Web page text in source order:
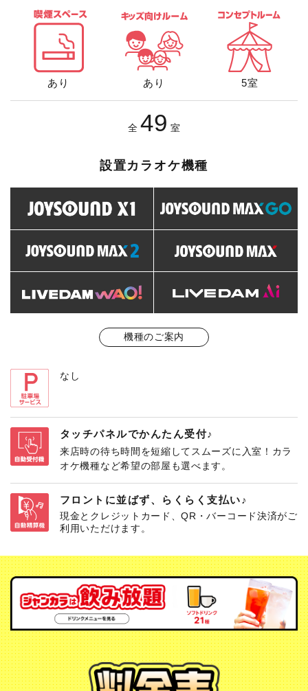
あり あり 5室
全 49 室
設置カラオケ機種
機種のご案内
なし
タッチパネルでかんたん受付♪
来店時の待ち時間を短縮してスムーズに入室！カラ
オケ機種など希望の部屋も選べます。
フロントに並ばず、らくらく支払い♪
現金とクレジットカード、QR・バーコード決済がご
利用いただけます。